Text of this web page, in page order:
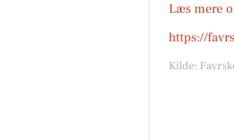
Læs mere
https://
Kilde: